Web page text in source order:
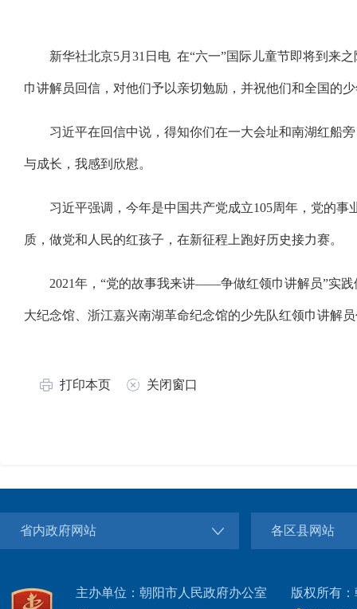
新华社北京5月31日电 在“六一”国际儿童节即将到来
巾讲解员回信，对他们予以亲切勉励，并祝他们和全国的
习近平在回信中说，得知你们在一大会址和南湖红船
与成长，我感到欣慰。
习近平强调，今年是中国共产党成立105周年，党的
质，做党和人民的红孩子，在新征程上跑好历史接力赛。
2021年，“党的故事我来讲——争做红领巾讲解员”实
大纪念馆、浙江嘉兴南湖革命纪念馆的少先队红领巾讲解
打印本页 关闭窗口
省内政府网站 各区县网站
主办单位：朝阳市人民政府办公室
版权所有